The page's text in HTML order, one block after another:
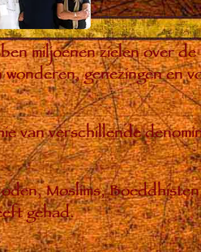
miljoenen zielen over
genezingen en
van verschillende
Moslims,
gehad.